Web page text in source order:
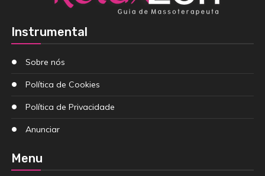
Instrumental
Sobre nós
Política de Cookies
Política de Privacidade
Anunciar
Menu